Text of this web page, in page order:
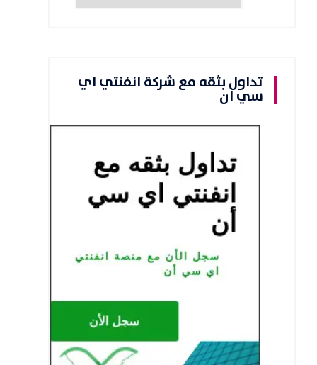
تداول بثقه مع شركة انفنتي اي
سي ان